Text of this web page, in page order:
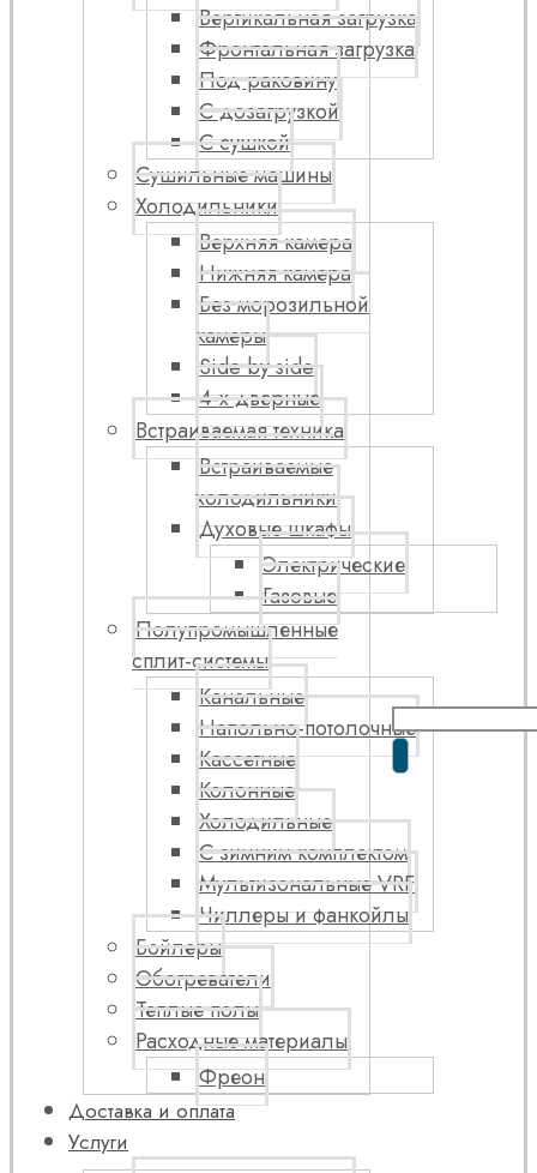
Вертикальная загрузка
Фронтальная загрузка
Под раковину
С дозагрузкой
С сушкой
Сушильные машины
Холодильники
Верхняя камера
Нижняя камера
Без морозильной
камеры
Side by side
4-х дверные
Встраиваемая техника
Встраиваемые
холодильники
Духовые шкафы
Электрические
Газовые
Полупромышленные
сплит-системы
Канальные
Напольно-потолочные
Кассетные
Колонные
Холодильные
С зимним комплектом
Мультизональные VRF
Чиллеры и фанкойлы
Бойлеры
Обогреватели
Теплые полы
Расходные материалы
Фреон
Доставка и оплата
Услуги